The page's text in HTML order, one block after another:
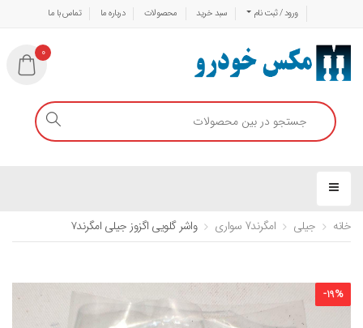
ورود / ثبت نام سبد خرید محصولات درباره ما تماس با ما
0
خانه جیلی امگرند7 سواری واشر گلویی اگزوز جیلی امگرند۷
-19%